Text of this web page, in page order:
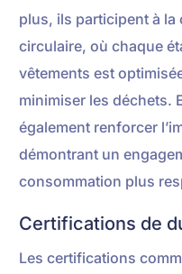
plus, ils participent à la
circulaire, où chaque
vêtements est
minimiser les déchets.
également renforcer
démontrant un
consommation plus
Certifications de
Les certifications